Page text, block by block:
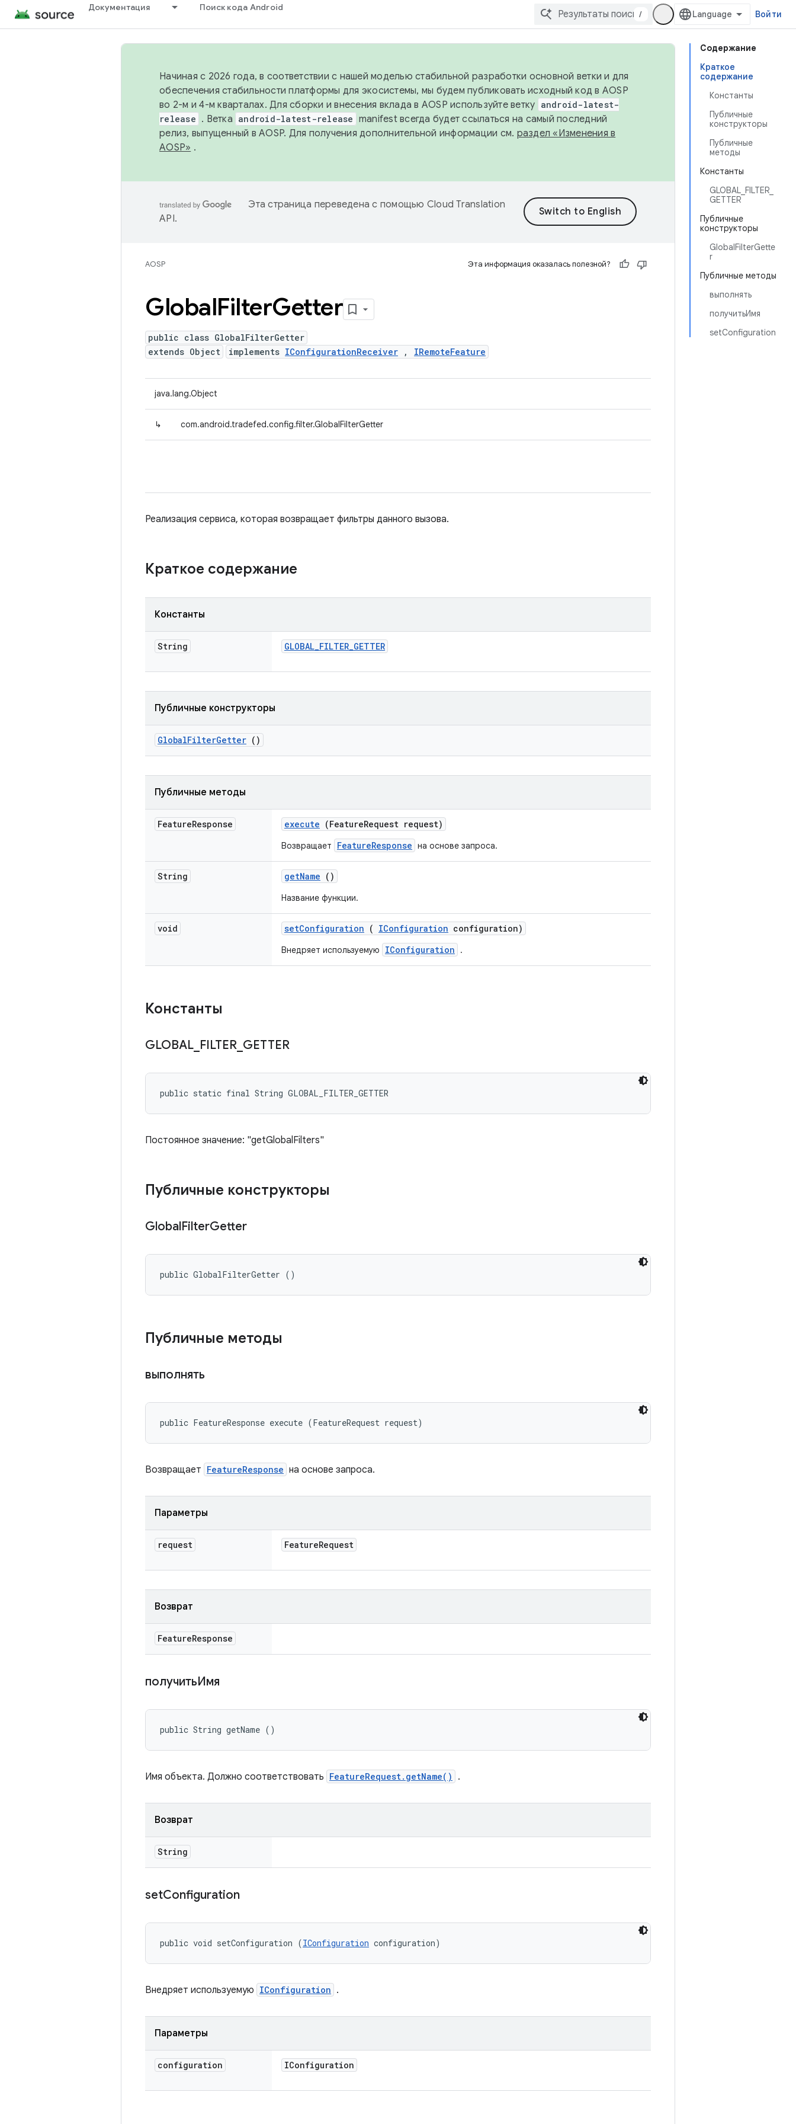
Документация Поиск кода Android
/ Войти
Содержание
Краткое
содержание
Константы
Публичные
конструкторы
Публичные
методы
Константы
GLOBAL_FILTER_
GETTER
Публичные
конструкторы
GlobalFilterGette
r
Публичные методы
выполнять
получитьИмя
setConfiguration
Начиная с 2026 года, в соответствии с нашей моделью стабильной разработки основной ветки и для
обеспечения стабильности платформы для экосистемы, мы будем публиковать исходный код в AOSP
во 2-м и 4-м кварталах. Для сборки и внесения вклада в AOSP используйте ветку android-latest-
release . Ветка android-latest-release manifest всегда будет ссылаться на самый последний
релиз, выпущенный в AOSP. Для получения дополнительной информации см. раздел «Изменения в
AOSP» .
Эта страница переведена с помощью Cloud Translation
API.
AOSP Эта информация оказалась полезной?
GlobalFilterGetter
public class GlobalFilterGetter
extends Object
implements IConfigurationReceiver , IRemoteFeature
java.lang.Object
↳ com.android.tradefed.config.filter.GlobalFilterGetter
Реализация сервиса, которая возвращает фильтры данного вызова.
Краткое содержание
Константы
String GLOBAL_FILTER_GETTER
Публичные конструкторы
GlobalFilterGetter ()
Публичные методы
FeatureResponse execute (FeatureRequest request)
Возвращает FeatureResponse на основе запроса.
String getName ()
Название функции.
void setConfiguration ( IConfiguration configuration)
Внедряет используемую IConfiguration .
Константы
GLOBAL FILTER GETTER
public static final String GLOBAL_FILTER_GETTER
Постоянное значение: "getGlobalFilters"
Публичные конструкторы
GlobalFilterGetter
public GlobalFilterGetter ()
Публичные методы
выполнять
public FeatureResponse execute (FeatureRequest request)
Возвращает FeatureResponse на основе запроса.
Параметры
request FeatureRequest
Возврат
FeatureResponse
получитьИмя
public String getName ()
Имя объекта. Должно соответствовать FeatureRequest.getName() .
Возврат
String
setConfiguration
public void setConfiguration (IConfiguration configuration)
Внедряет используемую IConfiguration .
Параметры
configuration IConfiguration